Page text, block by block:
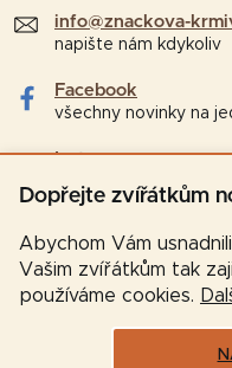
Dopřejte zvířátkům
Abychom Vám
Vašim zvířátkům tak
používáme cookies.
info@znackova-
napište nám kdykoliv
Facebook
všechny novinky na
Instagram
tipy a zajímavosti pro